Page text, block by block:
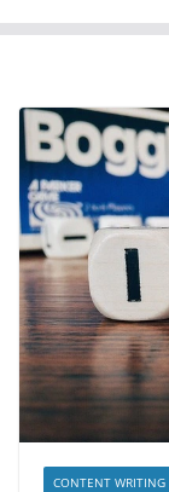
CONTENT WRITING